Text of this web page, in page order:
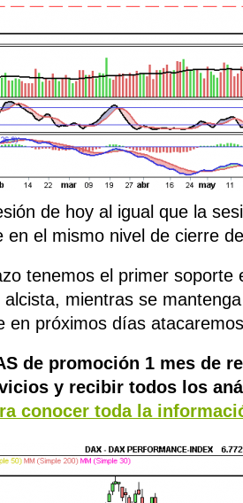
de hoy al igual que la
en el mismo nivel de cierre
tenemos el primer soporte
mientras se
en próximos días
de promoción 1 mes de
y recibir todos los
conocer toda la